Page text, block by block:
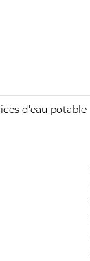
d'eau potable